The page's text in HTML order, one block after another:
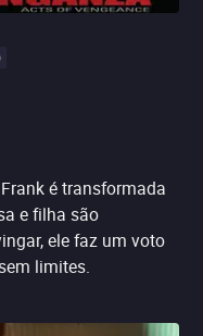
é transformada
e filha são
ele faz um voto
limites.